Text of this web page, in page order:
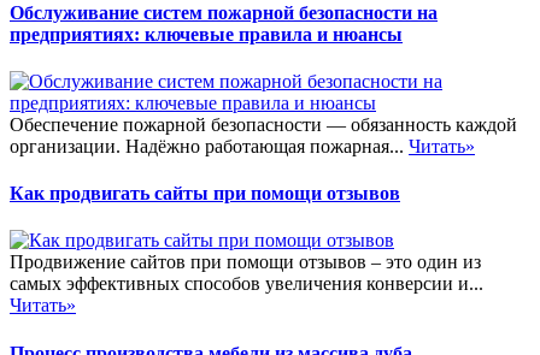
Обслуживание систем пожарной безопасности на
предприятиях: ключевые правила и нюансы
Обеспечение пожарной безопасности — обязанность каждой
организации. Надёжно работающая пожарная... Читать»
Как продвигать сайты при помощи отзывов
Продвижение сайтов при помощи отзывов – это один из
самых эффективных способов увеличения конверсии и...
Читать»